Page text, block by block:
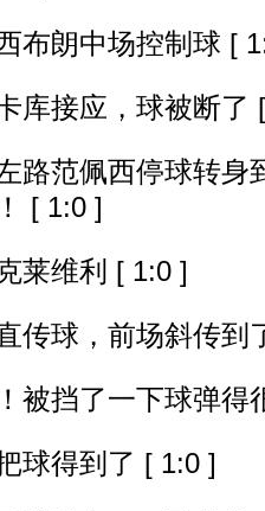
朗中场控制球 [
接应，球被断了
范佩西停球转身
[ 1:0 ]
维利 [ 1:0 ]
球，前场斜传到
挡了一下球弹得
得到了 [ 1:0 ]